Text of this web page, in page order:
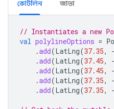
কোটলিন জাভা
// Instantiates a new
val polylineOptions =
.add(LatLng(37.35, -
.add(LatLng(37.45, -
.add(LatLng(37.45, -
.add(LatLng(37.35, -
.add(LatLng(37.35, -